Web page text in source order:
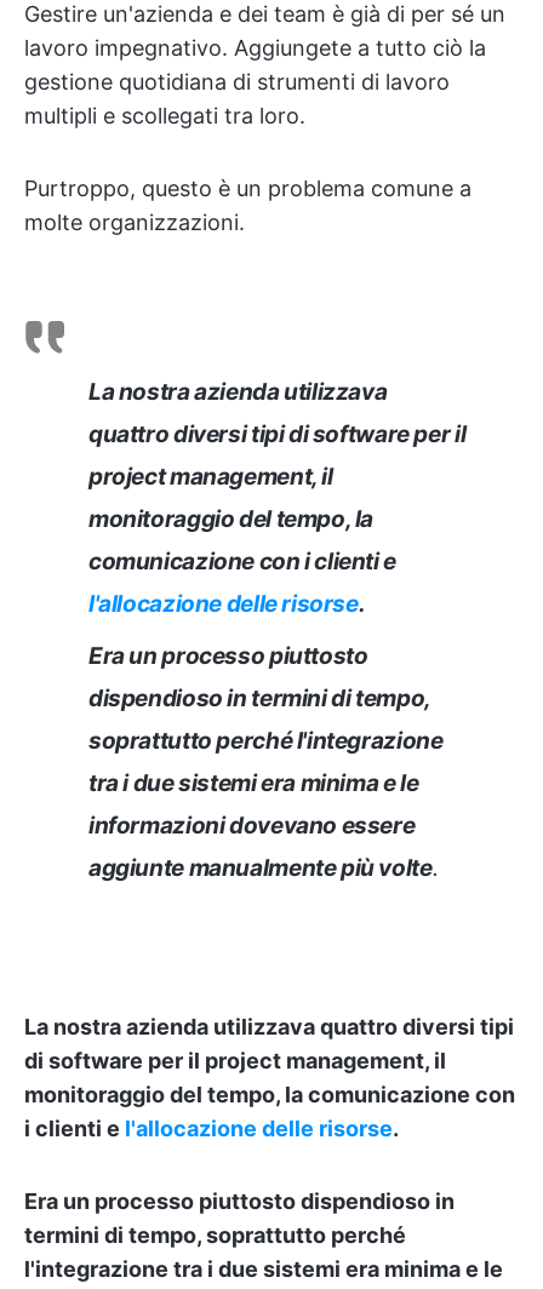
Gestire un'azienda e dei team è già di per sé un
lavoro impegnativo. Aggiungete a tutto ciò la
gestione quotidiana di strumenti di lavoro
multipli e scollegati tra loro.
Purtroppo, questo è un problema comune a
molte organizzazioni.
La nostra azienda utilizzava
quattro diversi tipi di software per il
project management, il
monitoraggio del tempo, la
comunicazione con i clienti e
l'allocazione delle risorse.
Era un processo piuttosto
dispendioso in termini di tempo,
soprattutto perché l'integrazione
tra i due sistemi era minima e le
informazioni dovevano essere
aggiunte manualmente più volte.
La nostra azienda utilizzava quattro diversi tipi
di software per il project management, il
monitoraggio del tempo, la comunicazione con
i clienti e l'allocazione delle risorse.
Era un processo piuttosto dispendioso in
termini di tempo, soprattutto perché
l'integrazione tra i due sistemi era minima e le